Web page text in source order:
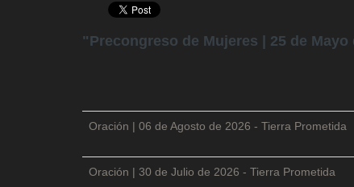
"Precongreso de Mujeres | 25 de
Oración | 06 de Agosto de 2026 - Tierra Prometida
Oración | 30 de Julio de 2026 - Tierra Prometida